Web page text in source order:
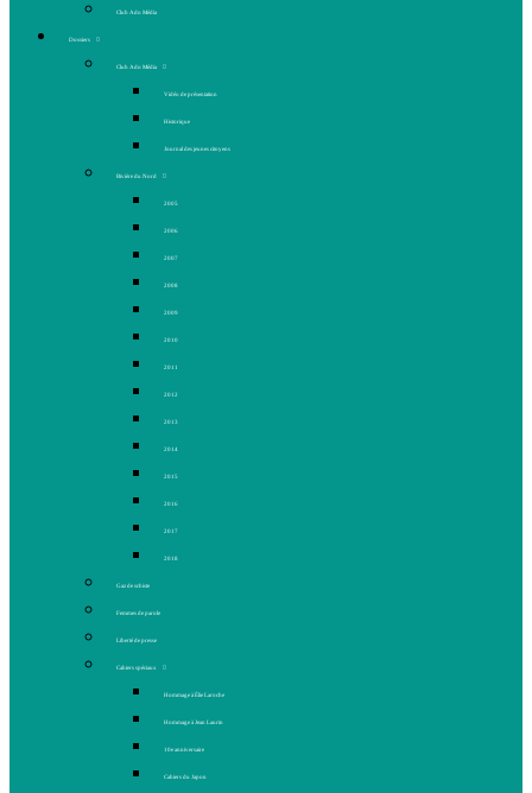
Club Ado Média
Dossiers
Club Ado Média
Vidéo de présentation
Historique
Journal des jeunes citoyens
Rivière du Nord
2005
2006
2007
2008
2009
2010
2011
2012
2013
2014
2015
2016
2017
2018
Gaz de schiste
Femmes de parole
Liberté de presse
Cahiers spéciaux
Hommage à Élie Laroche
Hommage à Jean Laurin
10e anniversaire
Cahiers du Japon